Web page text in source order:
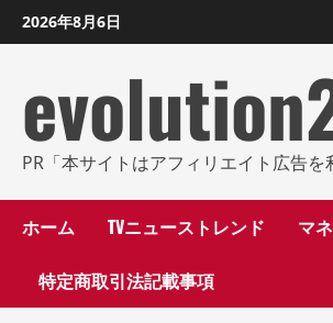
ン
し
2026年8月6日
PR「本サイトはアフィリエイト広告を
ホーム TVニューストレンド マ
特定商取引法記載事項